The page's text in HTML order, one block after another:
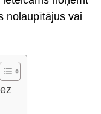
nolaupītājus vai